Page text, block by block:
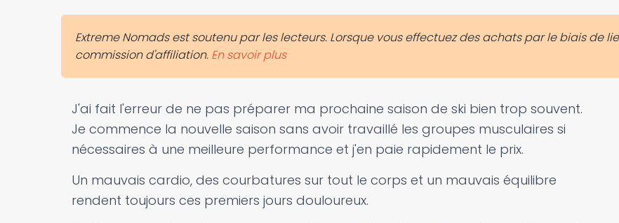
Extreme Nomads est soutenu par les lecteurs. Lorsque vous effectuez des achats par le biais de
commission d'affiliation. En savoir plus
J'ai fait l'erreur de ne pas préparer ma prochaine saison de ski bien trop souvent.
Je commence la nouvelle saison sans avoir travaillé les groupes musculaires si
nécessaires à une meilleure performance et j'en paie rapidement le prix.
Un mauvais cardio, des courbatures sur tout le corps et un mauvais équilibre
rendent toujours ces premiers jours douloureux.